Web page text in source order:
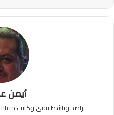
أيمن
راصد وناشط تقني وكاتب